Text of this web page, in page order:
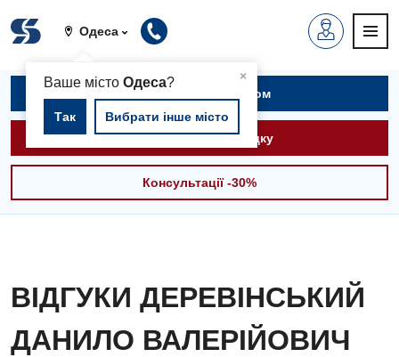
Одеса
×
Ваше містоОдеса?
Так Вибрати інше місто
Записатися на прийом
Викликати швидку
Консультації -30%
ВІДГУКИ ДЕРЕВІНСЬКИЙ
ДАНИЛО ВАЛЕРІЙОВИЧ